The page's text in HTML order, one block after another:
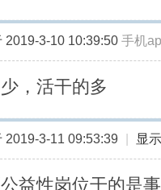
2019-3-10 10:39:50 手机
，活干的多
2019-3-11 09:53:39 显
益性岗位干的是